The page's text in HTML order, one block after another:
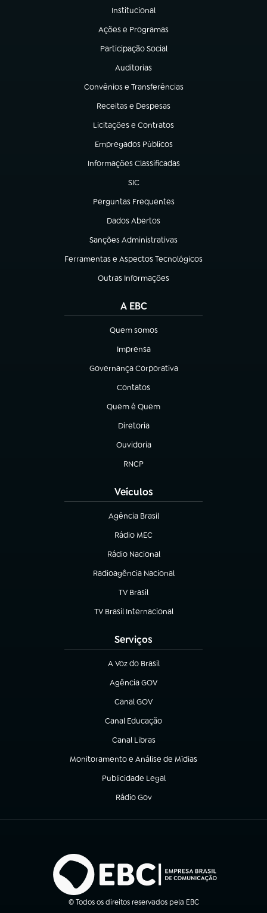
Institucional
(abre em nova aba)
Ações e Programas
(abre em nova aba)
Participação Social
(abre em nova aba)
Auditorias
(abre em nova aba)
Convênios e Transferências
(abre em nova aba)
Receitas e Despesas
(abre em nova aba)
Licitações e Contratos
(abre em nova aba)
Empregados Públicos
(abre em nova aba)
Informações Classificadas
(abre em nova aba)
SIC
(abre em nova aba)
Perguntas Frequentes
(abre em nova aba)
Dados Abertos
(abre em nova aba)
Sanções Administrativas
(abre em nova aba)
Ferramentas e Aspectos Tecnológicos
(abre em nova aba)
Outras Informações
(abre em nova aba)
A EBC
Quem somos
(abre em nova aba)
Imprensa
(abre em nova aba)
Governança Corporativa
(abre em nova aba)
Contatos
(abre em nova aba)
Quem é Quem
(abre em nova aba)
Diretoria
(abre em nova aba)
Ouvidoria
(abre em nova aba)
RNCP
(abre em nova aba)
Veículos
Agência Brasil
(abre em nova aba)
Rádio MEC
(abre em nova aba)
Rádio Nacional
Radioagência Nacional
(abre em nova aba)
TV Brasil
(abre em nova aba)
TV Brasil Internacional
(abre em nova aba)
Serviços
A Voz do Brasil
(abre em nova aba)
Agência GOV
(abre em nova aba)
Canal GOV
(abre em nova aba)
Canal Educação
(abre em nova aba)
Canal Libras
(abre em nova aba)
Monitoramento e Análise de Mídias
(abre em nova aba)
Publicidade Legal
(abre em nova aba)
Rádio Gov
(abre em nova aba)
© Todos os direitos reservados pela EBC